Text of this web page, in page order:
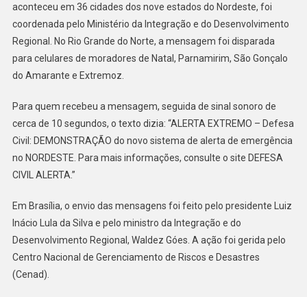
NOVO
SISTEMA
DE
ALERTA
DE
1
aconteceu em 36 cidades dos nove estados do Nordeste, foi
coordenada pelo Ministério da Integração e do Desenvolvimento
Regional. No Rio Grande do Norte, a mensagem foi disparada
para celulares de moradores de Natal, Parnamirim, São Gonçalo
do Amarante e Extremoz.
Para quem recebeu a mensagem, seguida de sinal sonoro de
cerca de 10 segundos, o texto dizia: “ALERTA EXTREMO – Defesa
Civil: DEMONSTRAÇÃO do novo sistema de alerta de emergência
no NORDESTE. Para mais informações, consulte o site DEFESA
CIVIL ALERTA.”
Em Brasília, o envio das mensagens foi feito pelo presidente Luiz
Inácio Lula da Silva e pelo ministro da Integração e do
Desenvolvimento Regional, Waldez Góes. A ação foi gerida pelo
Centro Nacional de Gerenciamento de Riscos e Desastres
(Cenad).